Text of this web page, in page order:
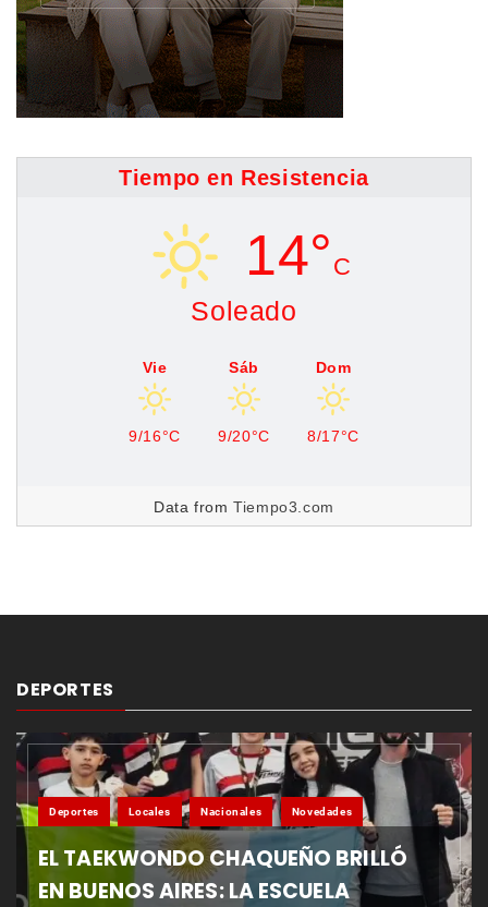
Tiempo en Resistencia
14° C
Soleado
Vie
9/16°C
Sáb
9/20°C
Dom
8/17°C
Data fromTiempo3.com
DEPORTES
Deportes Locales Nacionales Novedades
EL TAEKWONDO CHAQUEÑO BRILLÓ
EN BUENOS AIRES: LA ESCUELA